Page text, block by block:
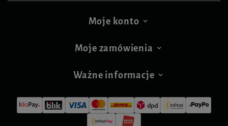
Moje konto
Moje zamówienia
Ważne informacje